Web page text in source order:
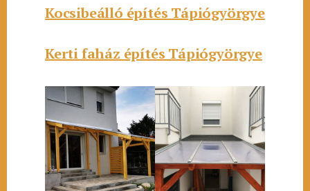
Kocsibeálló építés Tápiógyörgye
Kerti faház építés Tápiógyörgye